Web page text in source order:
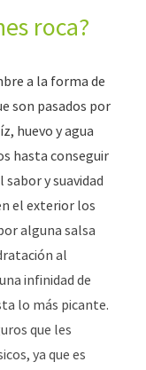
roca?
a la forma de
son pasados por
huevo y agua
hasta conseguir
y suavidad
el exterior los
alguna salsa
al
infinidad de
lo más picante.
que les
ya que es